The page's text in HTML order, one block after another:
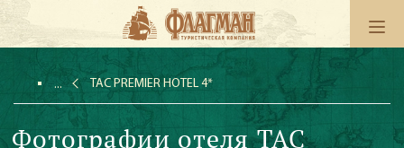
TAC PREMIER HOTEL 4*
Фотографии отеля TAC